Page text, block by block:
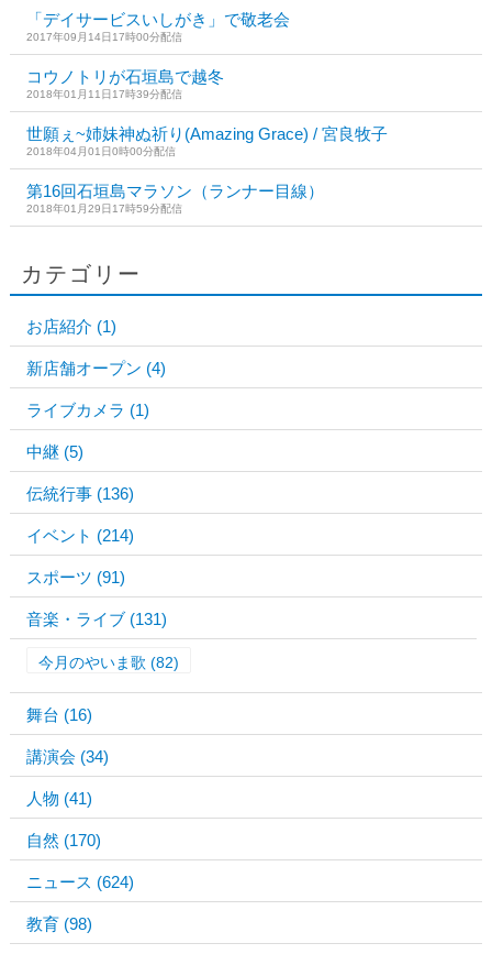
「デイサービスいしがき」で敬老会
2017年09月14日17時00分配信
コウノトリが石垣島で越冬
2018年01月11日17時39分配信
世願ぇ~姉妹神ぬ祈り(Amazing Grace) / 宮良牧子
2018年04月01日0時00分配信
第16回石垣島マラソン（ランナー目線）
2018年01月29日17時59分配信
カテゴリー
お店紹介 (1)
新店舗オープン (4)
ライブカメラ (1)
中継 (5)
伝統行事 (136)
イベント (214)
スポーツ (91)
音楽・ライブ (131)
今月のやいま歌 (82)
舞台 (16)
講演会 (34)
人物 (41)
自然 (170)
ニュース (624)
教育 (98)